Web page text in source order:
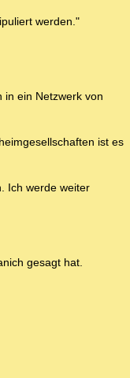
werden."
in ein Netzwerk von
ist es
Ich werde weiter
gesagt hat.